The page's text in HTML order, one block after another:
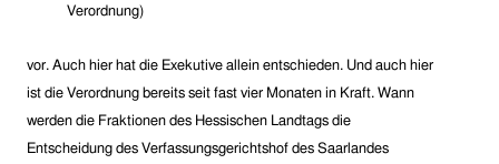
Verordnung)
vor. Auch hier hat die Exekutive allein entschieden. Und auch hier
ist die Verordnung bereits seit fast vier Monaten in Kraft. Wann
werden die Fraktionen des Hessischen Landtags die
Entscheidung des Verfassungsgerichtshof des Saarlandes